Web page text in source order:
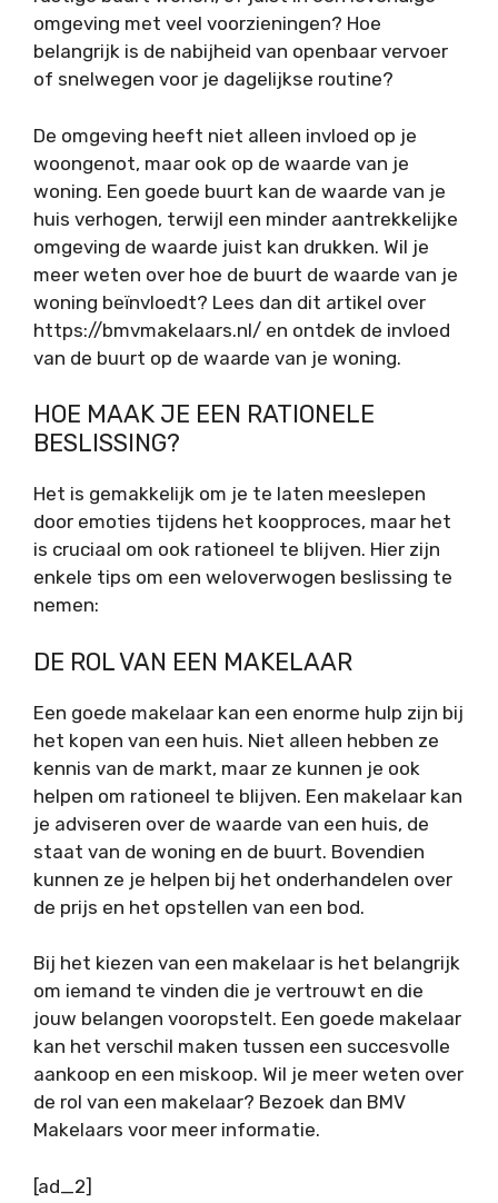
omgeving met veel voorzieningen? Hoe
belangrijk is de nabijheid van openbaar vervoer
of snelwegen voor je dagelijkse routine?
De omgeving heeft niet alleen invloed op je
woongenot, maar ook op de waarde van je
woning. Een goede buurt kan de waarde van je
huis verhogen, terwijl een minder aantrekkelijke
omgeving de waarde juist kan drukken. Wil je
meer weten over hoe de buurt de waarde van je
woning beïnvloedt? Lees dan dit artikel over
https://bmvmakelaars.nl/ en ontdek de invloed
van de buurt op de waarde van je woning.
HOE MAAK JE EEN RATIONELE
BESLISSING?
Het is gemakkelijk om je te laten meeslepen
door emoties tijdens het koopproces, maar het
is cruciaal om ook rationeel te blijven. Hier zijn
enkele tips om een weloverwogen beslissing te
nemen:
DE ROL VAN EEN MAKELAAR
Een goede makelaar kan een enorme hulp zijn bij
het kopen van een huis. Niet alleen hebben ze
kennis van de markt, maar ze kunnen je ook
helpen om rationeel te blijven. Een makelaar kan
je adviseren over de waarde van een huis, de
staat van de woning en de buurt. Bovendien
kunnen ze je helpen bij het onderhandelen over
de prijs en het opstellen van een bod.
Bij het kiezen van een makelaar is het belangrijk
om iemand te vinden die je vertrouwt en die
jouw belangen vooropstelt. Een goede makelaar
kan het verschil maken tussen een succesvolle
aankoop en een miskoop. Wil je meer weten over
de rol van een makelaar? Bezoek dan BMV
Makelaars voor meer informatie.
[ad_2]